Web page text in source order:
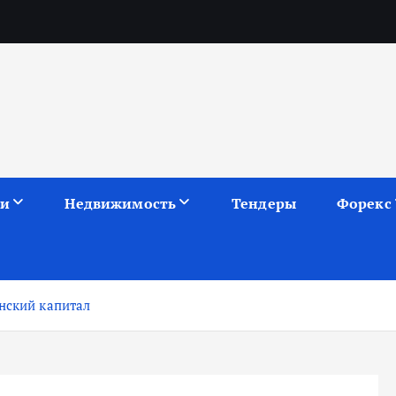
Недвижимость Тендеры Форекс
капитал